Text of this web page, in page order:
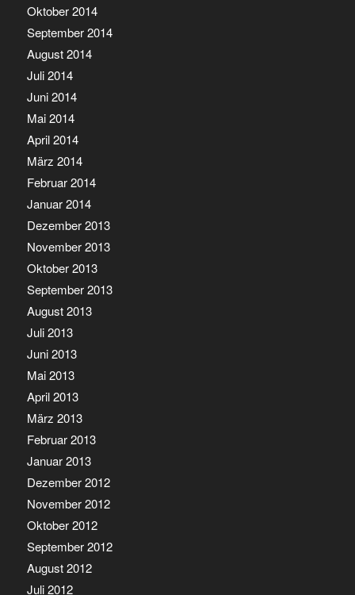
Oktober 2014
September 2014
August 2014
Juli 2014
Juni 2014
Mai 2014
April 2014
März 2014
Februar 2014
Januar 2014
Dezember 2013
November 2013
Oktober 2013
September 2013
August 2013
Juli 2013
Juni 2013
Mai 2013
April 2013
März 2013
Februar 2013
Januar 2013
Dezember 2012
November 2012
Oktober 2012
September 2012
August 2012
Juli 2012